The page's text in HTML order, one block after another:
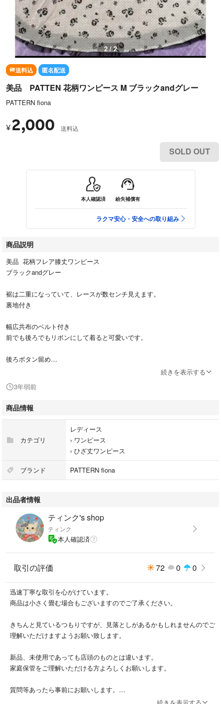
2 / 2
送料込 匿名配送
美品 PATTEN 花柄ワンピース M ブラックandグレー
PATTERN fiona
¥ 2,000 送料込
SOLD OUT
本人確認済 紛失補償有
ラクマ安心・安全への取り組み
商品説明
美品 花柄フレア膝丈ワンピース
ブラックandグレー
裾は二重になっていて、レースが数センチ見えます。
裏地付き
幅広共布のベルト付き
前でも後ろでもリボンにして着ると可愛いです。
後ろボタン留め
袖口もボタン留め
付属のボタン付き
肩幅 36
袖丈 40
着丈 98
ウエスト34〜42(ゴム)
パターンフィオナと同じ会社の
PATTEN というブランドのなります。
数回着用
おまとめ買いはお値引きしますので
コメントお願いします。
#160cm
#花柄
#ギャラリービスコンティ
#オプティ
続きを表示する
3年弱前
商品情報
カテゴリ
レディース
› ワンピース
› ひざ丈ワンピース
ブランド PATTERN fiona
出品者情報
ティンク's shop
ティンク
本人確認済
取引の評価 72 0 0
迅速丁寧な取引を心がけています。
商品は小さく畳む場合もございますのでご了承ください。
きちんと見ているつもりですが、見落としがあるかもしれませんのでご
理解いただけますようお願い致します。
新品、未使用であっても店頭のものとは違います。
家庭保管をご理解いただける方よろしくお願いします。
質問等あったら事前にお願いします。